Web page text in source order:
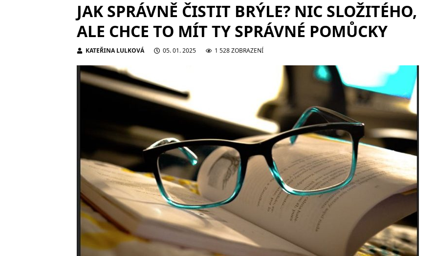
JAK SPRÁVNĚ ČISTIT BRÝLE? NIC SLOŽITÉHO,
ALE CHCE TO MÍT TY SPRÁVNÉ POMŮCKY
KATEŘINA LULKOVÁ 05. 01. 2025 1 528 ZOBRAZENÍ